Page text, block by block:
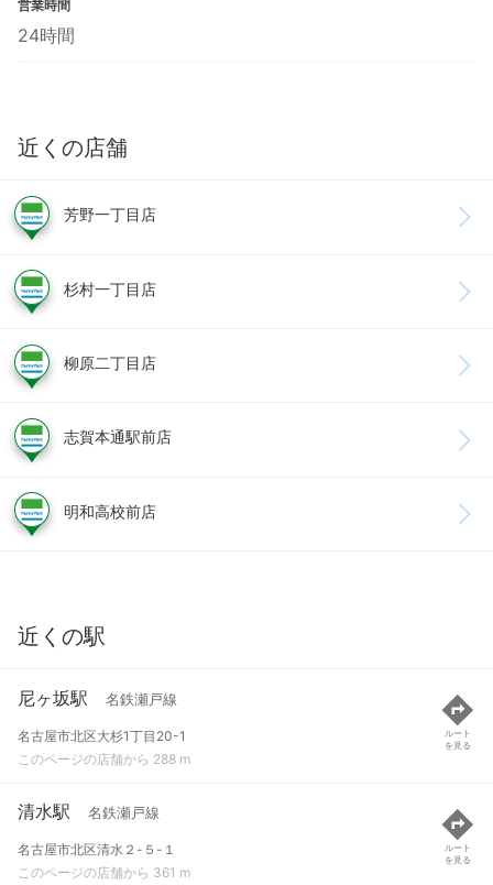
営業時間
24時間
近くの店舗
芳野一丁目店
杉村一丁目店
柳原二丁目店
志賀本通駅前店
明和高校前店
近くの駅
尼ヶ坂駅 名鉄瀬戸線
名古屋市北区大杉1丁目20-1
このページの店舗から 288 m
ルート
を見る
清水駅 名鉄瀬戸線
名古屋市北区清水２-５-１
このページの店舗から 361 m
ルート
を見る